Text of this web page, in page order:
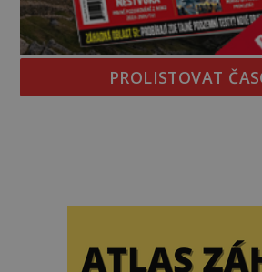
PROLISTOVAT